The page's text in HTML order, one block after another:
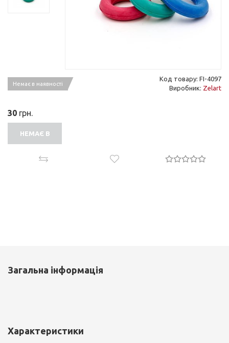
Немає в наявності
Код товару: FI-4097
Виробник: Zelart
30 грн.
НЕМАЄ В
Загальна інформація
Характеристики